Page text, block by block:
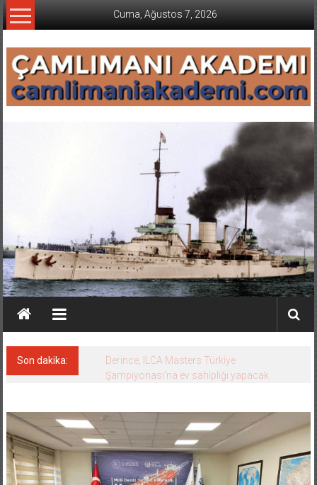
İçeriğe
geç
Cuma, Ağustos 7, 2026
Son dakika:
Derince, ILCA Masters Türkiye
Şampiyonası’na ev sahipliği yapacak